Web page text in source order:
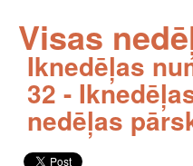
Visas
Iknedēļas
32 -
nedēļas